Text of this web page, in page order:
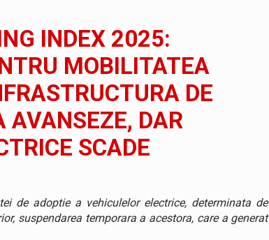
INDEX 2025:
MOBILITATEA
DE
AVANSEZE, DAR
SCADE
de adoptie a vehiculelor electrice, determinata de
suspendarea temporara a acestora, care a generat